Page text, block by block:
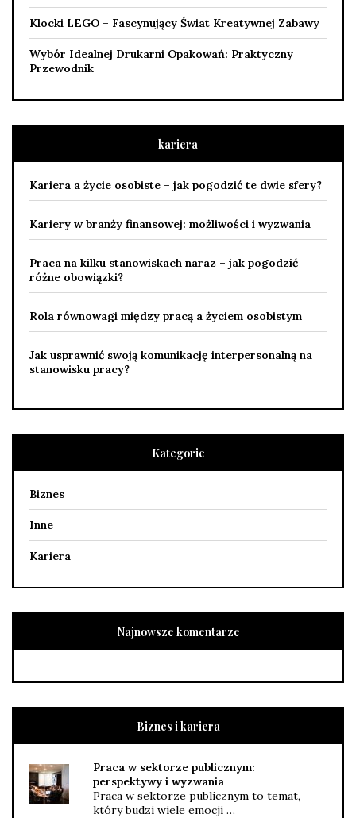
Klocki LEGO – Fascynujący Świat Kreatywnej Zabawy
Wybór Idealnej Drukarni Opakowań: Praktyczny
Przewodnik
kariera
Kariera a życie osobiste – jak pogodzić te dwie sfery?
Kariery w branży finansowej: możliwości i wyzwania
Praca na kilku stanowiskach naraz – jak pogodzić
różne obowiązki?
Rola równowagi między pracą a życiem osobistym
Jak usprawnić swoją komunikację interpersonalną na
stanowisku pracy?
Kategorie
Biznes
Inne
Kariera
Najnowsze komentarze
Biznes i kariera
Praca w sektorze publicznym:
perspektywy i wyzwania
Praca w sektorze publicznym to temat,
który budzi wiele emocji …